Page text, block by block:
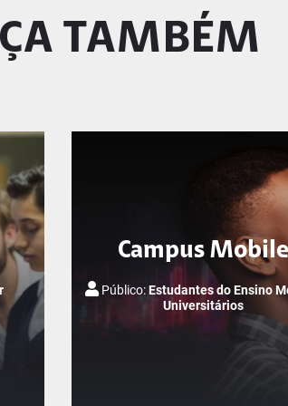
TAMBÉM
Campus Mobile
Público:Estudantes do Ensino
Universitários